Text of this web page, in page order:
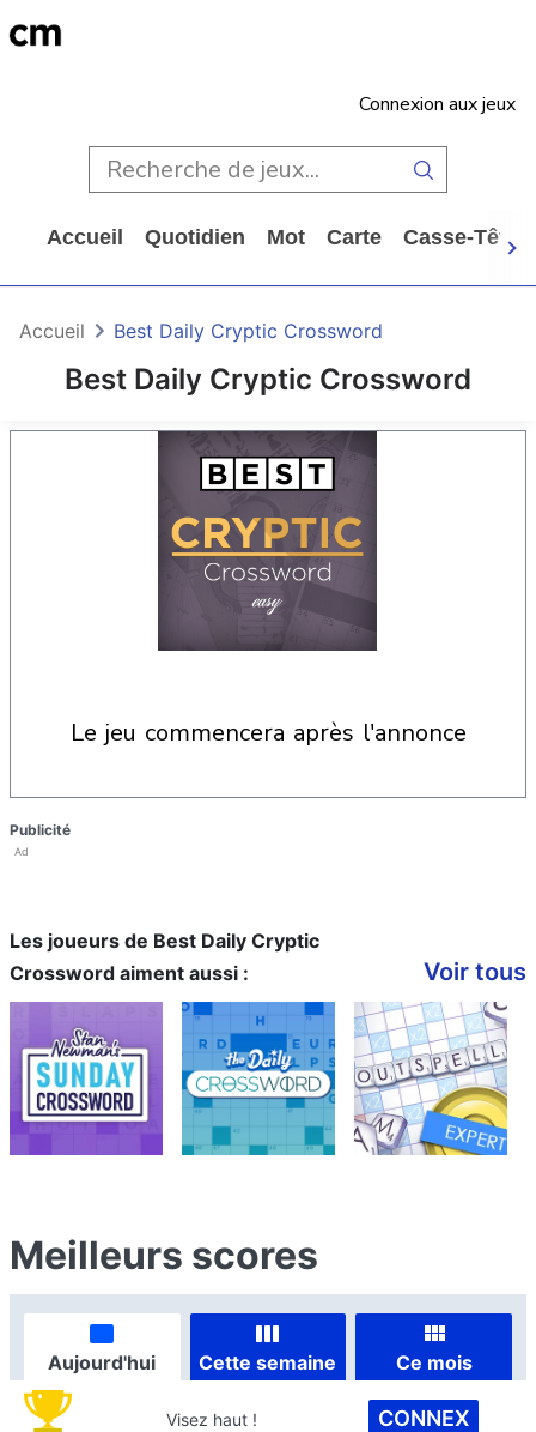
Connexion aux jeux
Accueil Quotidien Mot Carte Casse-Tête
Best Daily Cryptic Crossword
Accueil Best Daily Cryptic Crossword
le jeu commencera après l'annonce
Publicité
Ad
Les joueurs de Best Daily Cryptic
Crossword aiment aussi :
Voir tous
Meilleurs scores
Aujourd'hui Cette semaine Ce mois
Visez haut ! CONNEX